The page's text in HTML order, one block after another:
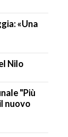
«Una
Nilo
"Più
nuovo